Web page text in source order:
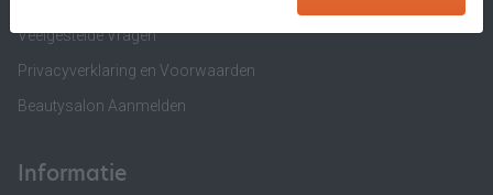
Veelgestelde Vragen
Privacyverklaring en Voorwaarden
Beautysalon Aanmelden
Informatie